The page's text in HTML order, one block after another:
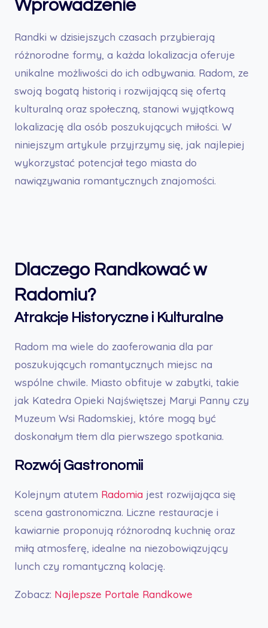
Wprowadzenie
Randki w dzisiejszych czasach przybierają
różnorodne formy, a każda lokalizacja oferuje
unikalne możliwości do ich odbywania. Radom, ze
swoją bogatą historią i rozwijającą się ofertą
kulturalną oraz społeczną, stanowi wyjątkową
lokalizację dla osób poszukujących miłości. W
niniejszym artykule przyjrzymy się, jak najlepiej
wykorzystać potencjał tego miasta do
nawiązywania romantycznych znajomości.
Dlaczego Randkować w
Radomiu?
Atrakcje Historyczne i Kulturalne
Radom ma wiele do zaoferowania dla par
poszukujących romantycznych miejsc na
wspólne chwile. Miasto obfituje w zabytki, takie
jak Katedra Opieki Najświętszej Maryi Panny czy
Muzeum Wsi Radomskiej, które mogą być
doskonałym tłem dla pierwszego spotkania.
Rozwój Gastronomii
Kolejnym atutem Radomia jest rozwijająca się
scena gastronomiczna. Liczne restauracje i
kawiarnie proponują różnorodną kuchnię oraz
miłą atmosferę, idealne na niezobowiązujący
lunch czy romantyczną kolację.
Zobacz: Najlepsze Portale Randkowe